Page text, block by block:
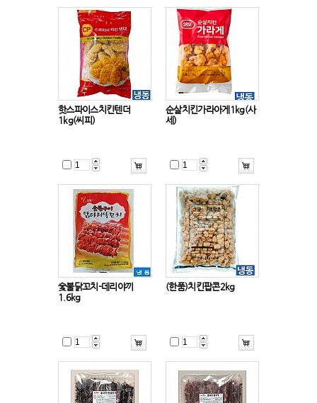
핫스파이스치킨텐더
1kg(씨피)
순살치킨가라아게1kg(사
세)
숯불닭꼬치-데리야끼
1.6kg
(한품)치킨팝콘2kg